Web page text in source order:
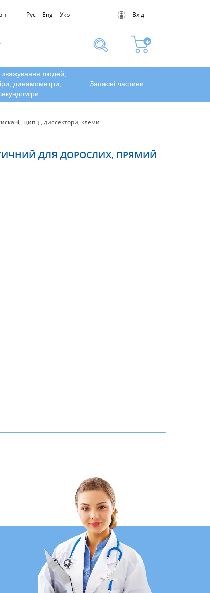
Рус Eng Укр Вхід
зважування людей,
динамометри,
Запасні частини
щипці, диссектори, клеми
ДЛЯ ДОРОСЛИХ, ПРЯМИЙ